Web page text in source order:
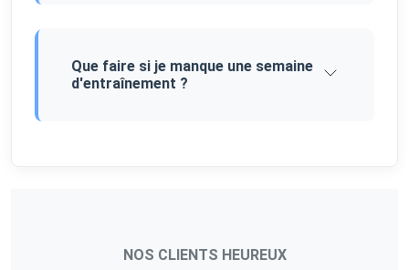
Que faire si je manque une semaine
d'entraînement ?
NOS CLIENTS HEUREUX